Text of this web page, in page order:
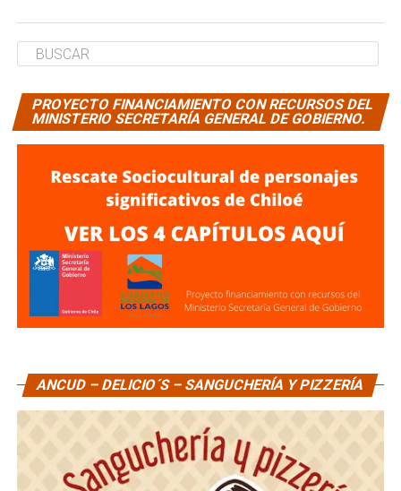
PROYECTO FINANCIAMIENTO CON RECURSOS DEL
MINISTERIO SECRETARÍA GENERAL DE GOBIERNO.
ANCUD – DELICIO´S – SANGUCHERÍA Y PIZZERÍA